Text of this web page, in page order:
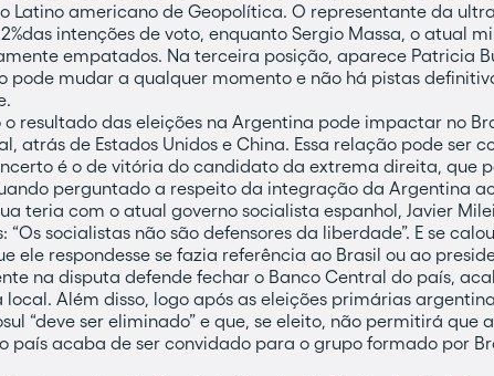
Latino americano de Geopolítica. O representante da
intenções de voto, enquanto Sergio Massa, o atual
empatados. Na terceira posição, aparece Patricia
pode mudar a qualquer momento e não há pistas
o resultado das eleições na Argentina pode impactar no
atrás de Estados Unidos e China. Essa relação pode ser
é o de vitória do candidato da extrema direita, que
perguntado a respeito da integração da Argentina
teria com o atual governo socialista espanhol, Javier
“Os socialistas não são defensores da liberdade”. E se
ele respondesse se fazia referência ao Brasil ou ao
na disputa defende fechar o Banco Central do país,
local. Além disso, logo após as eleições primárias
“deve ser eliminado” e que, se eleito, não permitirá
país acaba de ser convidado para o grupo formado por